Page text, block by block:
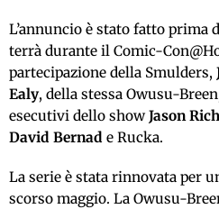
L’annuncio è stato fatto prima
terrà durante il Comic-
partecipazione della Smulders,
Ealy, della stessa Owusu-
esecutivi dello show Jason
David Bernad e Rucka.
La serie è stata rinnovata per
scorso maggio. La Owusu-